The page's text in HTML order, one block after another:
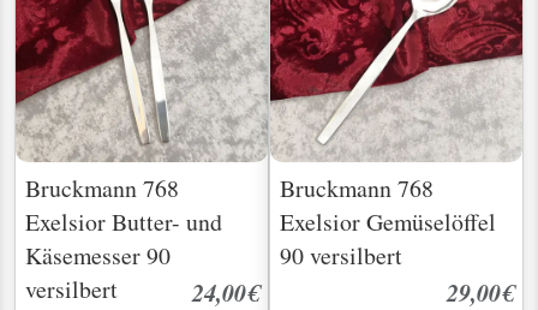
Bruckmann 768
Exelsior Butter- und
Käsemesser 90
versilbert
24,00€
Bruckmann 768
Exelsior Gemüselöffel
90 versilbert
29,00€